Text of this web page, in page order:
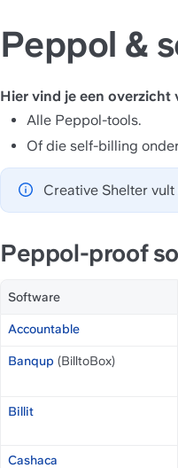
Peppol &
Hier vind je een overzicht
Alle Peppol-tools.
Of die self-billing
Creative Shelter
Peppol-proof
Software
Accountable
Banqup (BilltoBox)
Billit
Cashaca